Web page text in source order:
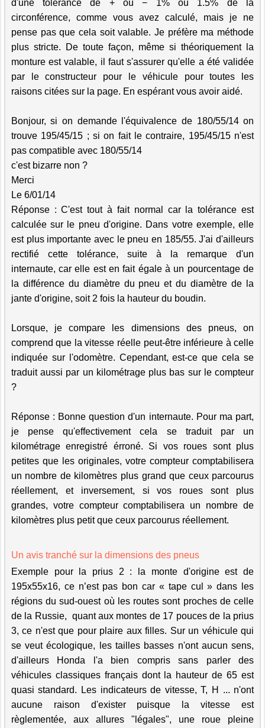
d'une tolérance de + ou − 1% ou 1.5% de la
circonférence, comme vous avez calculé, mais je ne
pense pas que cela soit valable. Je préfère ma méthode
plus stricte. De toute façon, même si théoriquement la
monture est valable, il faut s'assurer qu'elle a été validée
par le constructeur pour le véhicule pour toutes les
raisons citées sur la page. En espérant vous avoir aidé.
Bonjour, si on demande l'équivalence de 180/55/14 on
trouve 195/45/15 ; si on fait le contraire, 195/45/15 n'est
pas compatible avec 180/55/14
c'est bizarre non ?
Merci
Le 6/01/14
Réponse : C'est tout à fait normal car la tolérance est
calculée sur le pneu d'origine. Dans votre exemple, elle
est plus importante avec le pneu en 185/55. J'ai d'ailleurs
rectifié cette tolérance, suite à la remarque d'un
internaute, car elle est en fait égale à un pourcentage de
la différence du diamètre du pneu et du diamètre de la
jante d'origine, soit 2 fois la hauteur du boudin.
Lorsque, je compare les dimensions des pneus, on
comprend que la vitesse réelle peut-être inférieure à celle
indiquée sur l'odomètre. Cependant, est-ce que cela se
traduit aussi par un kilométrage plus bas sur le compteur
?
Réponse : Bonne question d'un internaute. Pour ma part,
je pense qu'effectivement cela se traduit par un
kilométrage enregistré érroné. Si vos roues sont plus
petites que les originales, votre compteur comptabilisera
un nombre de kilomètres plus grand que ceux parcourus
réellement, et inversement, si vos roues sont plus
grandes, votre compteur comptabilisera un nombre de
kilomètres plus petit que ceux parcourus réellement.
Un avis tranché sur la dimensions des pneus
Exemple pour la prius 2 : la monte d'origine est de
195x55x16, ce n’est pas bon car « tape cul » dans les
régions du sud-ouest où les routes sont proches de celle
de la Russie, quant aux montes de 17 pouces de la prius
3, ce n'est que pour plaire aux filles. Sur un véhicule qui
se veut écologique, les tailles basses n'ont aucun sens,
d'ailleurs Honda l'a bien compris sans parler des
véhicules classiques français dont la hauteur de 65 est
quasi standard. Les indicateurs de vitesse, T, H ... n'ont
aucune raison d'exister puisque la vitesse est
règlementée, aux allures "légales", une roue pleine